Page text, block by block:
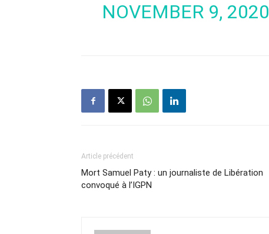
NOVEMBER 9, 2020
Article précédent
Mort Samuel Paty : un journaliste de Libération
convoqué à l’IGPN